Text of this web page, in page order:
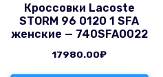
Кроссовки Lacoste
STORM 96 0120 1 SFA
женские — 740SFA0022
17980.00₽